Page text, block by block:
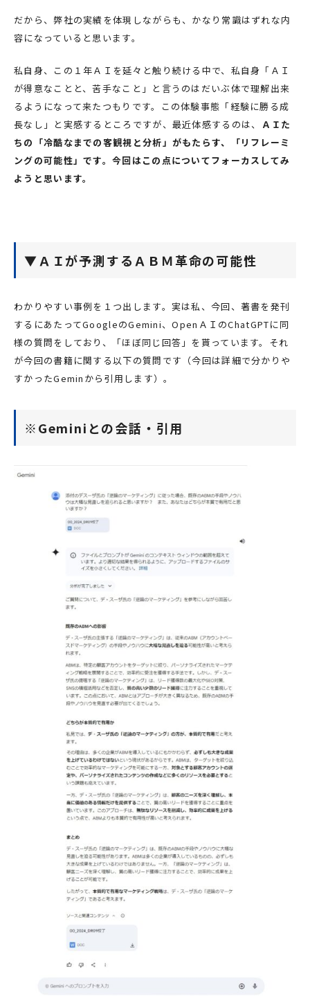
だから、弊社の実績を体現しながらも、かなり常識はずれな内
容になっていると思います。
私自身、この１年ＡＩを延々と触り続ける中で、私自身「ＡＩ
が得意なことと、苦手なこと」と言うのはだいぶ体で理解出来
るようになって来たつもりです。この体験事態「経験に勝る成
長なし」と実感するところですが、最近体感するのは、
ＡＩた
ちの「冷酷なまでの客観視と分析」がもたらす、「リフレーミ
ングの可能性」です。今回はこの点についてフォーカスしてみ
ようと思います。
▼ＡＩが予測するＡＢＭ革命の可能性
わかりやすい事例を１つ出します。実は私、今回、著書を発刊
するにあたってGoogleのGemini、OpenＡＩのChatGPTに同
様の質問をしており、「ほぼ同じ回答」を貰っています。それ
が今回の書籍に関する以下の質問です（今回は詳細で分かりや
すかったGeminから引用します）。
※Geminiとの会話・引用